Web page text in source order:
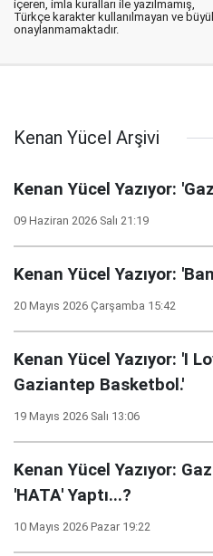
içeren, imla kuralları ile yazılmamış,
Türkçe karakter kullanılmayan ve
onaylanmamaktadır.
Kenan Yücel Arşivi
Kenan Yücel Yazıyor:
09 Haziran 2026 Salı 21:19
Kenan Yücel Yazıyor:
20 Mayıs 2026 Çarşamba 15:42
Kenan Yücel Yazıyor: 'I
Gaziantep Basketbol.'
19 Mayıs 2026 Salı 13:06
Kenan Yücel Yazıyor:
'HATA' Yaptı...?
10 Mayıs 2026 Pazar 19:22